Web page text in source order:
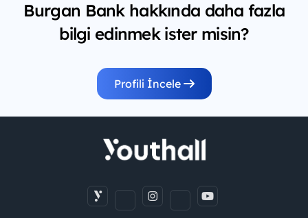
Burgan Bank hakkında daha fazla
bilgi edinmek ister misin?
Profili İncele